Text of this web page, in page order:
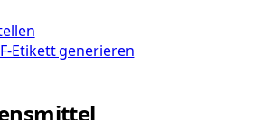
Etikett generieren